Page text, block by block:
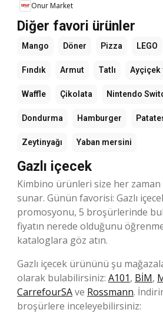
Onur Market
Diğer favori ürünler
Mango Döner Pizza LEGO
Fındık Armut Tatlı Ayçiçek
Waffle Çikolata Nintendo
Dondurma Hamburger
Zeytinyağı Yaban mersini
Gazlı içecek
Kimbino ürünleri size her
sunar. Günün favorisi: Gazlı
promosyonu, 5 broşürlerinde
fiyatın nerede olduğunu
kataloglara göz atın.
Gazlı içecek ürününü şu
olarak bulabilirsiniz: A101, BİM,
CarrefourSAve Rossmann.
broşürlere inceleyebilirsiniz: